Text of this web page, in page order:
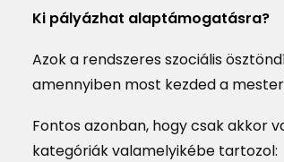
Ki pályázhat alaptámogatásra?
Azok a rendszeres szociális
amennyiben most kezded a
Fontos azonban, hogy csak akkor
kategóriák valamelyikébe tartozol: